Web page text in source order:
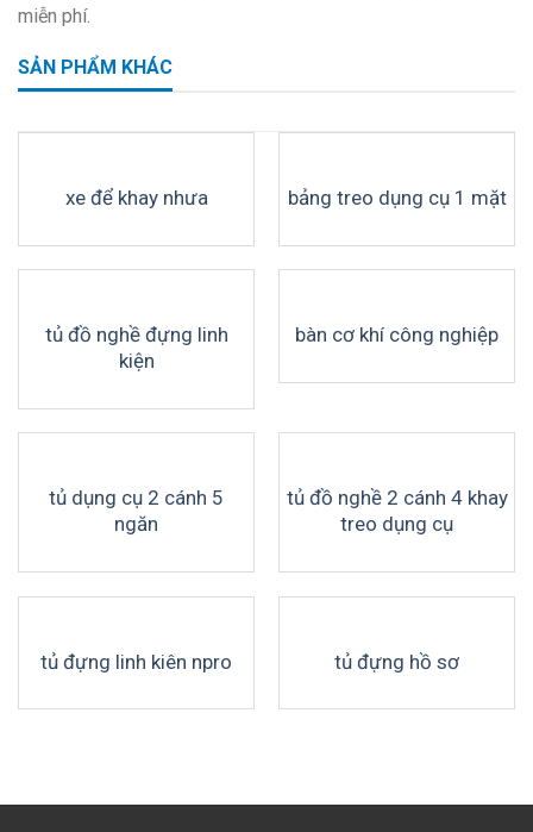
miễn phí.
SẢN PHẨM KHÁC
xe để khay nhưa bảng treo dụng cụ 1 mặt
tủ đồ nghề đựng linh
kiện
bàn cơ khí công nghiệp
tủ dụng cụ 2 cánh 5
ngăn
tủ đồ nghề 2 cánh 4 khay
treo dụng cụ
tủ đựng linh kiên npro tủ đựng hồ sơ